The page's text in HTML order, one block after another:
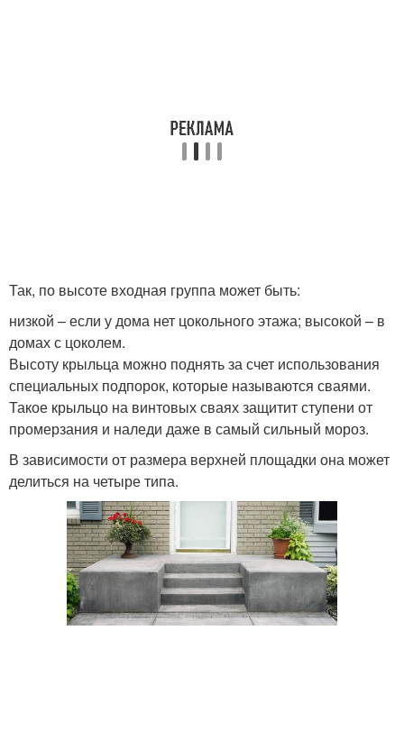
Так, по высоте входная группа может быть:
низкой – если у дома нет цокольного этажа; высокой – в
домах с цоколем.
Высоту крыльца можно поднять за счет использования
специальных подпорок, которые называются сваями.
Такое крыльцо на винтовых сваях защитит ступени от
промерзания и наледи даже в самый сильный мороз.
В зависимости от размера верхней площадки она может
делиться на четыре типа.